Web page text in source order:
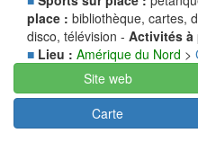
place : bibliothèque, cartes,
disco, télévision - Activités à
■ Lieu : Amérique du Nord >
Site web
Carte